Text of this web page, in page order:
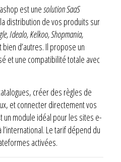
est unesolution SaaS
distribution de vos produits sur
Idealo, Kelkoo, Shopmania,
d’autres. Il propose un
et une compatibilité totale avec
créer des règles de
et connecter directement vos
un module idéal pour les sites e-
Le tarif dépend du
activées.